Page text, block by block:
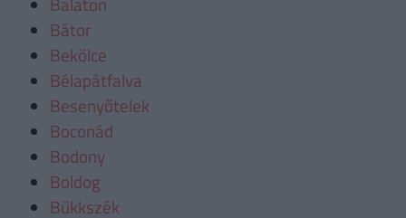
Bátor
Bekölce
Bélapátfalva
Besenyőtelek
Boconád
Bodony
Boldog
Bükkszék